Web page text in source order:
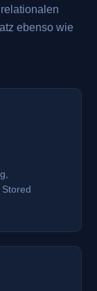
ebenso wie